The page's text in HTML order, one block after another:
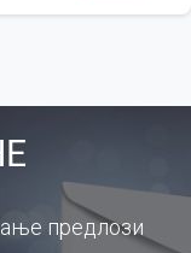
предлози